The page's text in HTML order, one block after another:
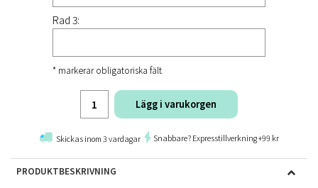
Rad 3:
* markerar obligatoriska fält
Lägg i varukorgen
Skickas inom 3 vardagar Snabbare? Expresstillverkning +99 kr
PRODUKTBESKRIVNING